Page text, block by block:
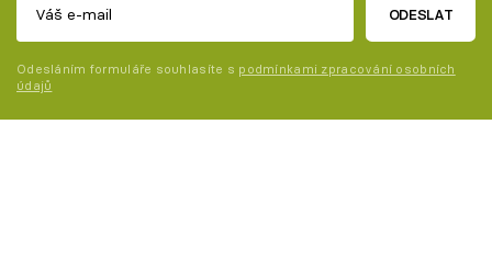
ODESLAT
Odesláním formuláře souhlasíte s podmínkami zpracování osobních
údajů